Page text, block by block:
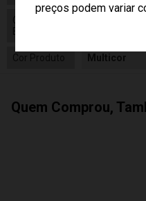
preços podem variar
Conteúdo da
Embalagem
Cor Produto Multicor
Quem Comprou,